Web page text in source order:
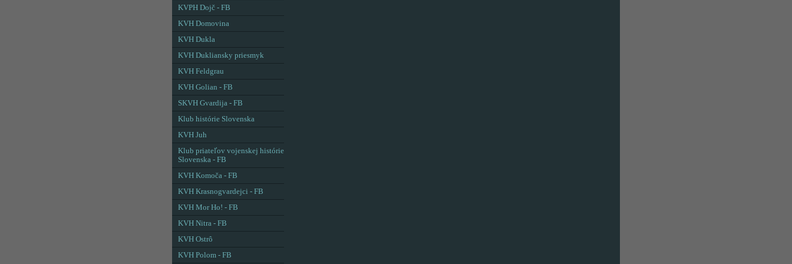
KVPH Dojč - FB
KVH Domovina
KVH Dukla
KVH Dukliansky priesmyk
KVH Feldgrau
KVH Golian - FB
SKVH Gvardija - FB
Klub histórie Slovenska
KVH Juh
Klub priateľov vojenskej histórie
Slovenska - FB
KVH Komoča - FB
KVH Krasnogvardejci - FB
KVH Mor Ho! - FB
KVH Nitra - FB
KVH Ostrô
KVH Polom - FB